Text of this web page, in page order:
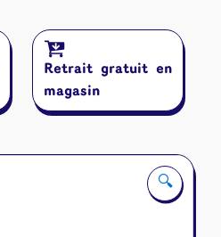
🔍
Retrait gratuit en
magasin